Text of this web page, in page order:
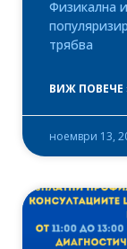
Физикална
трябва
ВИЖ ПОВЕЧЕ
ноември 13,